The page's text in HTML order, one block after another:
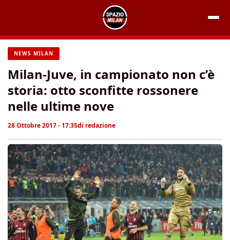
contenuto
NEWS MILAN
Milan-Juve, in campionato non c’è
storia: otto sconfitte rossonere
nelle ultime nove
28 Ottobre 2017 - 17:35di redazione